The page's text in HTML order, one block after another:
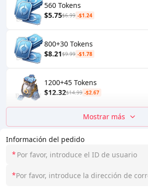
Información del pedido
*
*
560 Tokens
$5.75$6.99 -$1.24
800+30 Tokens
$8.21$9.99 -$1.78
1200+45 Tokens
$12.32$14.99 -$2.67
Mostrar más